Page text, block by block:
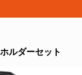
ルダーセット